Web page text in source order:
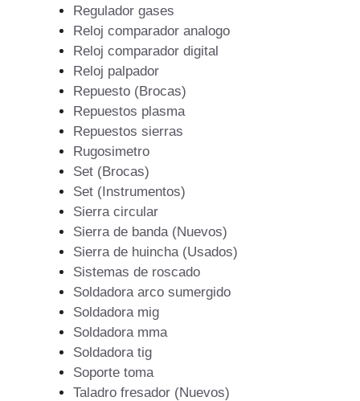
Regulador gases
Reloj comparador analogo
Reloj comparador digital
Reloj palpador
Repuesto (Brocas)
Repuestos plasma
Repuestos sierras
Rugosimetro
Set (Brocas)
Set (Instrumentos)
Sierra circular
Sierra de banda (Nuevos)
Sierra de huincha (Usados)
Sistemas de roscado
Soldadora arco sumergido
Soldadora mig
Soldadora mma
Soldadora tig
Soporte toma
Taladro fresador (Nuevos)